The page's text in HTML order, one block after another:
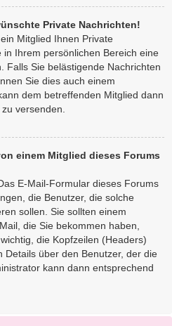
Private Nachrichten!
Mitglied Ihnen Private
Ihrem persönlichen Bereich eine
Falls Sie belästigende Nachrichten
Sie dies auch einem
dem betreffenden Mitglied dann
versenden.
einem Mitglied dieses Forums
E-Mail-Formular dieses Forums
die Benutzer, die solche
sollen. Sie sollten einem
die Sie bekommen haben,
die Kopfzeilen (Headers)
Details über den Benutzer, der die
kann dann entsprechend